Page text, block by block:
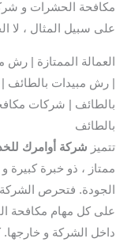
مكافحة الحشرات و
على سبيل المثال ، لا
العمالة الممتازة |
| رش مبيدات
بالطائف | شركات
بالطائف
تتميز شركة أوامرك
ممتاز ، ذو خبرة
الجودة. فتحرص
على كل مهام مكافحة
داخل الشركة و خارجها.